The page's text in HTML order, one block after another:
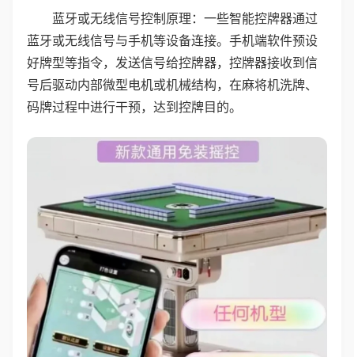
蓝牙或无线信号控制原理：一些智能控牌器通过
蓝牙或无线信号与手机等设备连接。手机端软件预设
好牌型等指令，发送信号给控牌器，控牌器接收到信
号后驱动内部微型电机或机械结构，在麻将机洗牌、
码牌过程中进行干预，达到控牌目的。